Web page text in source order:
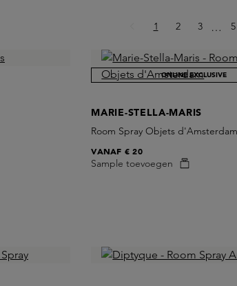
Pagina
1 Pagina
2 Pagina
3 Ellipsis
… 5
ONLINE EXCLUSIVE
MARIE-STELLA-MARIS
Room Spray Objets d'Amsterdam
Sample toevoegen
VANAF € 20